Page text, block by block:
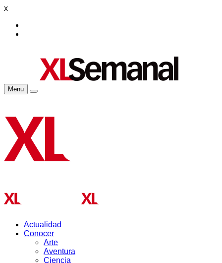
x
Menu
Actualidad
Conocer
Arte
Aventura
Ciencia